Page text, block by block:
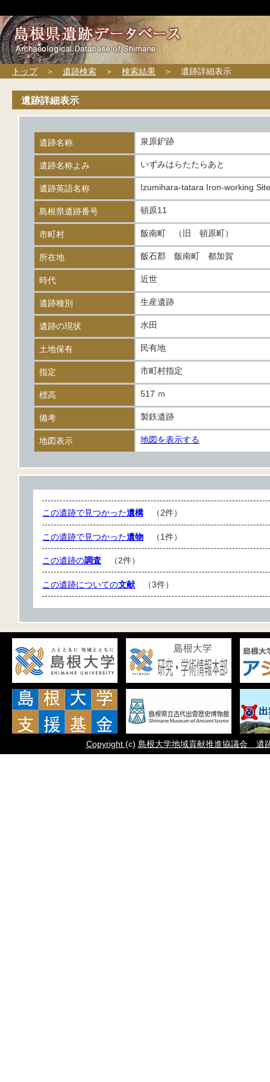
トップ＞ 遺跡検索 ＞ 検索結果 ＞ 遺跡詳細表示
遺跡詳細表示
遺跡名称 泉原鈩跡
遺跡名称よみ いずみはらたたらあと
遺跡英語名称 Izumihara-tatara Iron-working Site
島根県遺跡番号 頓原11
市町村 飯南町 （旧 頓原町）
所在地 飯石郡 飯南町 都加賀
時代 近世
遺跡種別 生産遺跡
遺跡の現状 水田
土地保有 民有地
指定 市町村指定
標高 517 ｍ
備考 製鉄遺跡
地図表示 地図を表示する
この遺跡で見つかった遺構（2件）
この遺跡で見つかった遺物 （1件）
この遺跡の調査 （2件）
この遺跡についての文献 （3件）
Copyright (c) 島根大学地域貢献推進協議会 遺